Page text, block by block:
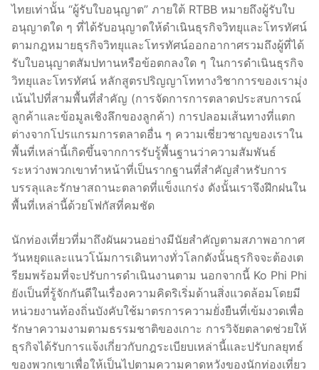
ไทยเท่านั้น “ผู้รับใบอนุญาต” ภายใต้ RTBB หมายถึงผู้รับใบ
อนุญาตใด ๆ ที่ได้รับอนุญาตให้ดำเนินธุรกิจวิทยุและโทรทัศน์
ตามกฎหมายธุรกิจวิทยุและโทรทัศน์ออกอากาศรวมถึงผู้ที่ได้
รับใบอนุญาตสัมปทานหรือข้อตกลงใด ๆ ในการดำเนินธุรกิจ
วิทยุและโทรทัศน์ หลักสูตรปริญญาโททางวิชาการของเรามุ่ง
เน้นไปที่สามพื้นที่สำคัญ (การจัดการการตลาดประสบการณ์
ลูกค้าและข้อมูลเชิงลึกของลูกค้า) การปลอมเส้นทางที่แตก
ต่างจากโปรแกรมการตลาดอื่น ๆ ความเชี่ยวชาญของเราใน
พื้นที่เหล่านี้เกิดขึ้นจากการรับรู้พื้นฐานว่าความสัมพันธ์
ระหว่างพวกเขาทำหน้าที่เป็นรากฐานที่สำคัญสำหรับการ
บรรลุและรักษาสถานะตลาดที่แข็งแกร่ง ดังนั้นเราจึงฝึกฝนใน
พื้นที่เหล่านี้ด้วยโฟกัสที่คมชัด
นักท่องเที่ยวที่มาถึงผันผวนอย่างมีนัยสำคัญตามสภาพอากาศ
วันหยุดและแนวโน้มการเดินทางทั่วโลกดังนั้นธุรกิจจะต้องเต
รียมพร้อมที่จะปรับการดำเนินงานตาม นอกจากนี้ Ko Phi Phi
ยังเป็นที่รู้จักกันดีในเรื่องความคิดริเริ่มด้านสิ่งแวดล้อมโดยมี
หน่วยงานท้องถิ่นบังคับใช้มาตรการความยั่งยืนที่เข้มงวดเพื่อ
รักษาความงามตามธรรมชาติของเกาะ การวิจัยตลาดช่วยให้
ธุรกิจได้รับการแจ้งเกี่ยวกับกฎระเบียบเหล่านี้และปรับกลยุทธ์
ของพวกเขาเพื่อให้เป็นไปตามความคาดหวังของนักท่องเที่ยว